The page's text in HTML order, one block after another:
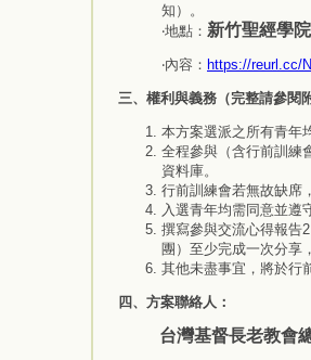
知）。
‧地點： 新竹聖經學院
‧內容： https://reurl.cc/
三、權利與義務（完整請參閱
本方案選派之所有青年
全程參與（含行前訓練
資料庫。
行前訓練會若無故缺席
入選青年均需同意並遵
撰寫參與交流心得報告
團）至少完成一次分享
其他未盡事宜，將於行
四、方案聯絡人：
台灣基督長老教會